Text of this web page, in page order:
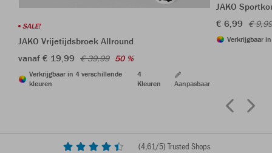
SALE!
JAKO Vrijetijdsbroek Allround
vanaf € 19,99 € 39,99 50 %
Verkrijgbaar in 4 verschillende
kleuren
4
Kleuren
Aanpasbaar
JAKO
€ 6,99 €
Verkrijgbaar
(4,61/5) Trusted Shops